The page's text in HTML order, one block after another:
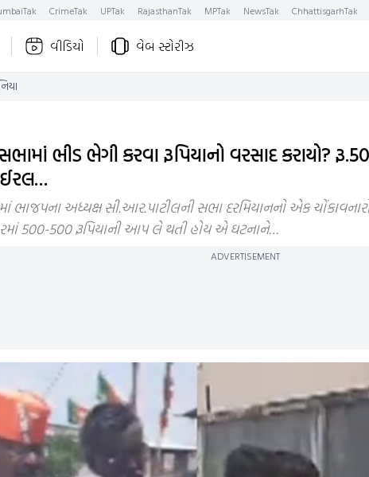
CrimeTak UPTak RajasthanTak MPTak NewsTak ChhattisgarhTak
વીડિયો વેબ સ્ટોરીઝ
ભીડ ભેગી કરવા રૂપિયાનો વરસાદ કરાયો?
ભાજપના અધ્યક્ષ સી.આર.પાટીલની સભા દરમિયાનનો એક
500-500 રૂપિયાની આપ લે થતી હોય એ ઘટનાને…
ADVERTISEMENT